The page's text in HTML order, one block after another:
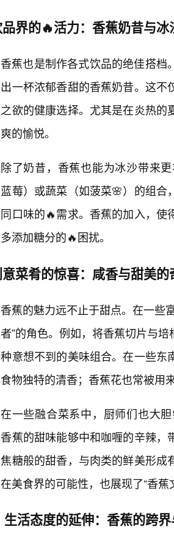
界的🔥活力：香蕉奶昔与
香蕉也是制作各式饮品的绝佳搭
一杯浓郁香甜的香蕉奶昔。这
欲的健康选择。尤其是在炎热
的愉悦。
除了奶昔，香蕉也能为冰沙带来
莓）或蔬菜（如菠菜🌸）的组
口味的🔥需求。香蕉的加入，
添加糖分的🔥困扰。
菜肴的惊喜：咸香与甜美的
香蕉的魅力远不止于甜点。在一些
”的角色。例如，将香蕉切片与
意想不到的美味组合。在一些
物独特的清香；香蕉花也常被用
在一些融合菜系中，厨师们也大
蕉的甜味能够中和咖喱的辛辣
糖般的甜香，与肉类的鲜美形
美食界的可能性，也展现了“香蕉
生活态度的延伸：香蕉的跨